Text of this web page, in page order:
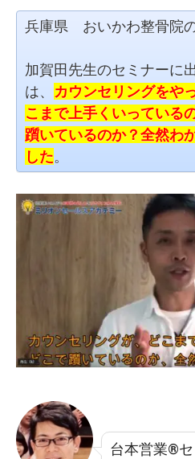
兵庫県 おいかわ整骨院の
加賀田先生のセミナーに
は、 カウンセリングをや
こまで上手くいっている
躓いているのか？全然わ
した。
台本営業®